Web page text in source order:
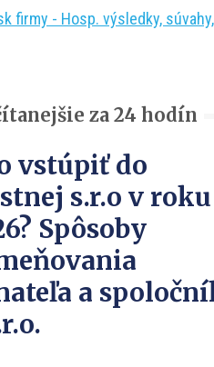
firmy - Hosp. výsledky,
za 24 hodín
vstúpiť do
s.r.o v roku
Spôsoby
a